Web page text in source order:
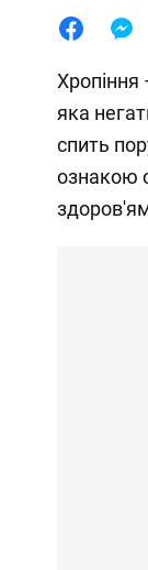
яка
спить
ознакою